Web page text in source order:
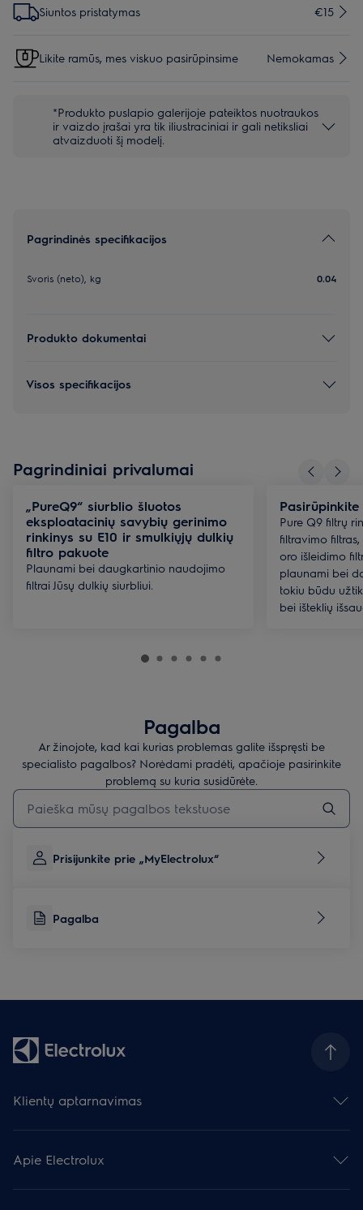
Siuntos pristatymas €15
Likite ramūs, mes viskuo pasirūpinsime Nemokamas
*Produkto puslapio galerijoje pateiktos nuotraukos
ir vaizdo įrašai yra tik iliustraciniai ir gali netiksliai
atvaizduoti šį modelį.
Pagrindinės specifikacijos
Svoris (neto), kg 0.04
Produkto dokumentai
Visos specifikacijos
Pagrindiniai privalumai
„PureQ9“ siurblio šluotos
eksploatacinių savybių gerinimo
rinkinys su E10 ir smulkiųjų dulkių
filtro pakuote
Plaunami bei daugkartinio naudojimo
filtrai Jūsų dulkių siurbliui.
Pasirūpinkite
Pure Q9 filtrų
filtravimo
oro išleidimo
plaunami bei
tokiu būdu
bei išteklių
Pagalba
Ar žinojote, kad kai kurias problemas galite išspręsti be
specialisto pagalbos? Norėdami pradėti, apačioje pasirinkite
problemą su kuria susidūrėte.
Įveskite tekstą, jei norite ieškoti pagalbinių straipsnių
Prisijunkite prie „MyElectrolux“
Pagalba
Klientų aptarnavimas
Palikite atsiliepimą
Prietaisų remontas
Pagalba
Apie Electrolux